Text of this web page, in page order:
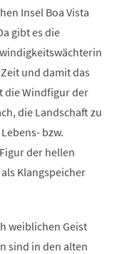
Insel Boa Vista
gibt es die
und damit das
die Windfigur der
die Landschaft zu
bzw.
der hellen
Klangspeicher
weiblichen Geist
sind in den alten